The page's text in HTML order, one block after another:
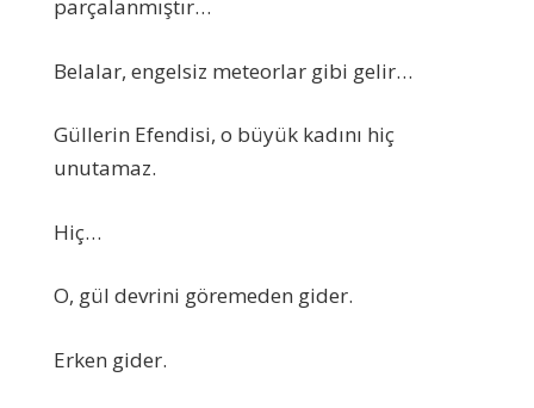
parçalanmıştır…
Belalar, engelsiz meteorlar gibi gelir…
Güllerin Efendisi, o büyük kadını hiç
unutamaz.
Hiç…
O, gül devrini göremeden gider.
Erken gider.